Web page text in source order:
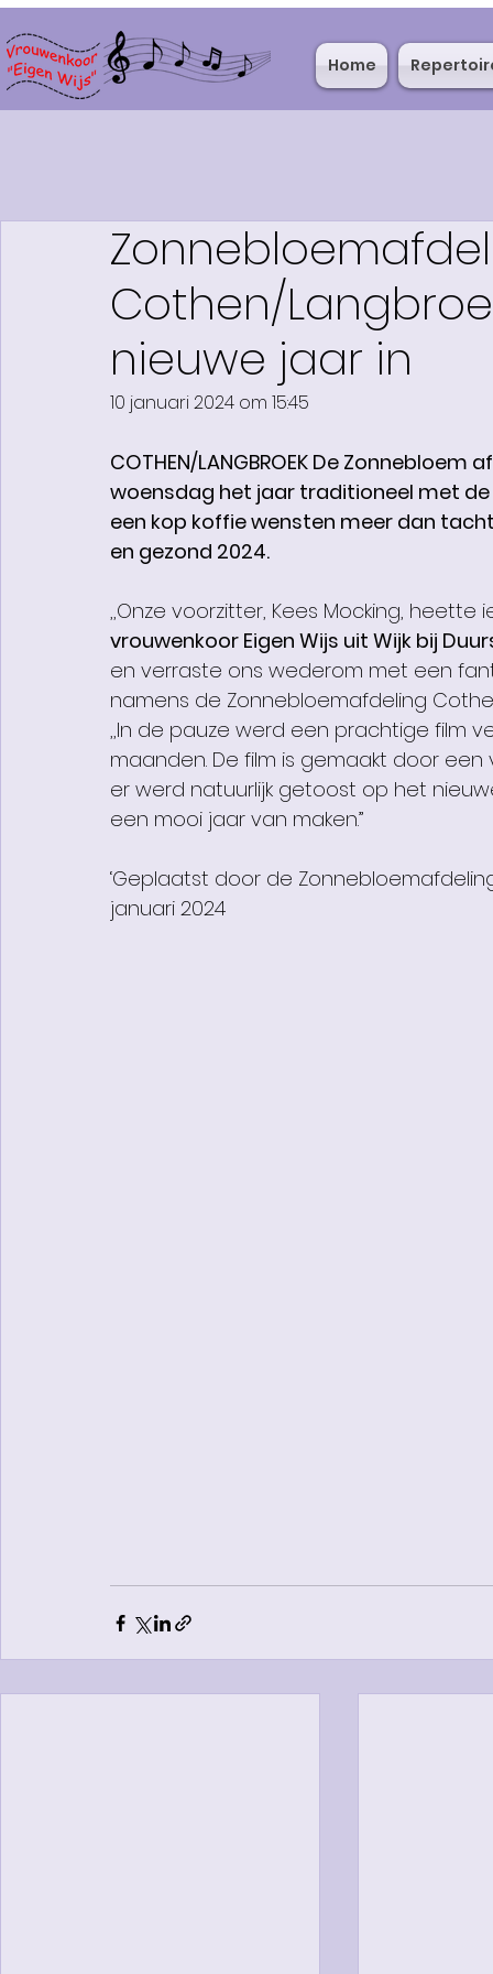
Home
Cothen/
nieuwe jaar in
10 januari 2024 om 15:45
COTHEN/LANGBROEK De
woensdag het jaar traditioneel met
een kop koffie wensten meer dan
en gezond 2024.
,,Onze voorzitter, Kees Mocking,
vrouwenkoor Eigen Wijs uit Wijk bij
en verraste ons wederom met een
namens de Zonnebloemafdeling
,,In de pauze werd een prachtige film
maanden. De film is gemaakt door een
er werd natuurlijk getoost op het
een mooi jaar van maken.”
‘Geplaatst door de
januari 2024